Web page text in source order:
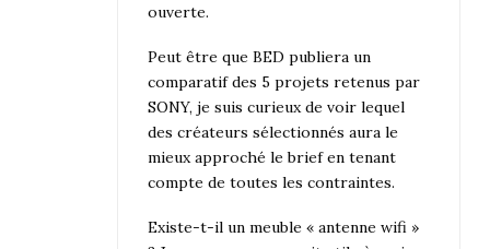
ouverte.
Peut être que BED publiera un
comparatif des 5 projets retenus par
SONY, je suis curieux de voir lequel
des créateurs sélectionnés aura le
mieux approché le brief en tenant
compte de toutes les contraintes.
Existe-t-il un meuble « antenne wifi »